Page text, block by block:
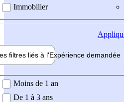
Immobilier
filtres liés à l'Expérience demandée
demandée
Moins de 1 an
De 1 à 3 ans